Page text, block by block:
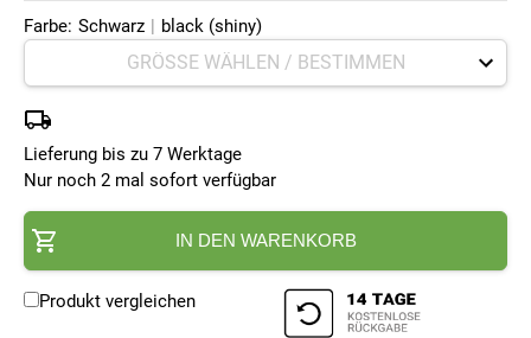
Farbe: Schwarz | black (shiny)
Lieferung bis zu 7 Werktage
Nur noch 2 mal sofort verfügbar
IN DEN WARENKORB
Produkt vergleichen